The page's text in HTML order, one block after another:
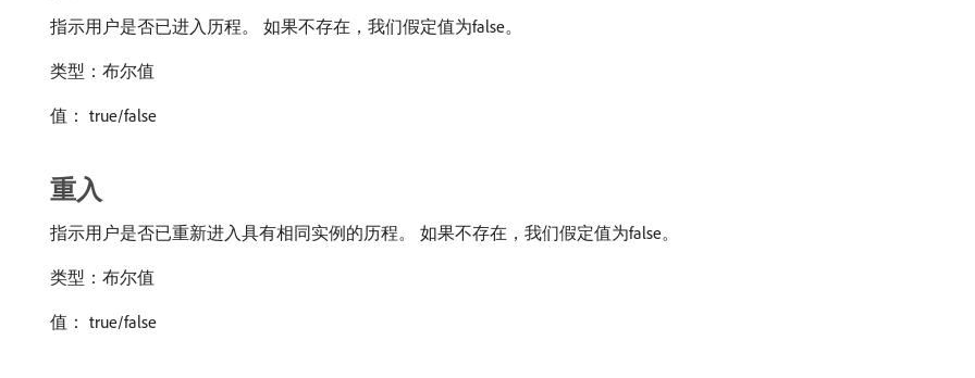
指示用户是否已进入历程。 如果不存在，我们假定值为false。
类型：布尔值
值： true/false
重入
指示用户是否已重新进入具有相同实例的历程。 如果不存在，我们假定值为false。
类型：布尔值
值： true/false